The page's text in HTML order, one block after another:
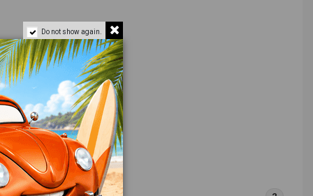
Do not show again.